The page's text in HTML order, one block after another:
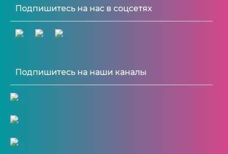
Подпишитесь на нас в соцсетях
Подпишитесь на наши каналы